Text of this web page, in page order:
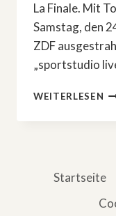
La Finale. Mit
Samstag, den
ZDF
„sportstudio
WEITERLESEN
IT
Startseite